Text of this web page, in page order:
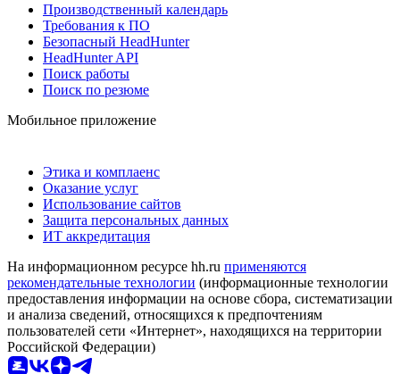
Производственный календарь
Требования к ПО
Безопасный HeadHunter
HeadHunter API
Поиск работы
Поиск по резюме
Мобильное приложение
Этика и комплаенс
Оказание услуг
Использование сайтов
Защита персональных данных
ИТ аккредитация
На информационном ресурсе hh.ru применяются
рекомендательные технологии (информационные технологии
предоставления информации на основе сбора, систематизации
и анализа сведений, относящихся к предпочтениям
пользователей сети «Интернет», находящихся на территории
Российской Федерации)